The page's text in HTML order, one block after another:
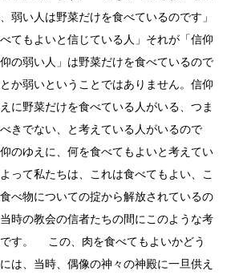
弱い人は野菜だけを食べているのです」
てもよいと信じている人」それが「信仰
の弱い人」は野菜だけを食べているので
か弱いということではありません。信仰
に野菜だけを食べている人がいる、つま
きでない、と考えている人がいるので
のゆえに、何を食べてもよいと考えてい
って私たちは、これは食べてもよい、こ
べ物についての掟から解放されているの
時の教会の信者たちの間にこのような考
す。 この、肉を食べてもよいかどう
は、当時、偶像の神々の神殿に一旦供え